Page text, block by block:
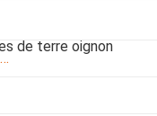
de terre oignon